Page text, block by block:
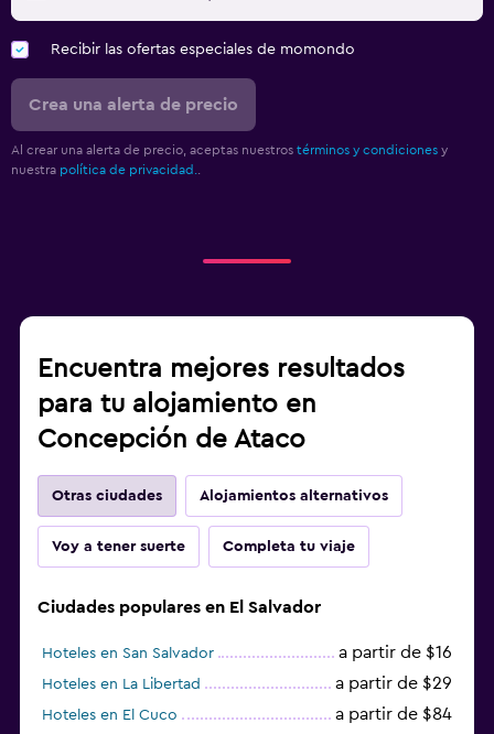
Recibir las ofertas especiales de momondo
Crea una alerta de precio
Al crear una alerta de precio, aceptas nuestros términos y condiciones y
nuestra política de privacidad.
Encuentra mejores resultados
para tu alojamiento en
Concepción de Ataco
Otras ciudades Alojamientos alternativos
Voy a tener suerte Completa tu viaje
Ciudades populares en El Salvador
Hoteles en San Salvador a partir de $16
Hoteles en La Libertad a partir de $29
Hoteles en El Cuco a partir de $84